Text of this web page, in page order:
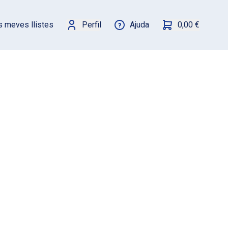
meves llistes Perfil Ajuda 0,00 €